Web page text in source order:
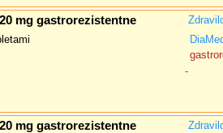
mg gastrorezistentne
-
mg gastrorezistentne